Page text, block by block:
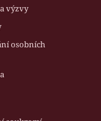
výzvy
osobních